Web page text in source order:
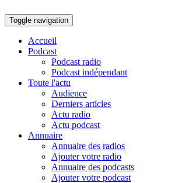
Toggle navigation
Accueil
Podcast
Podcast radio
Podcast indépendant
Toute l'actu
Audience
Derniers articles
Actu radio
Actu podcast
Annuaire
Annuaire des radios
Ajouter votre radio
Annuaire des podcasts
Ajouter votre podcast